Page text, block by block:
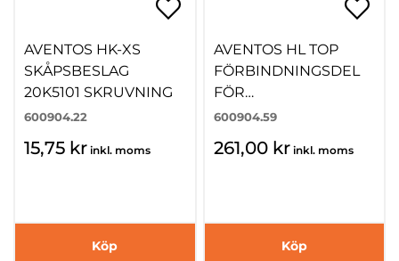
AVENTOS HK-XS
SKÅPSBESLAG
20K5101 SKRUVNING
600904.22
15,75 kr inkl. moms
Köp
AVENTOS HL TOP
FÖRBINDNINGSDEL
FÖR
TVÄRSTABILISERING
600904.59
261,00 kr inkl. moms
Köp